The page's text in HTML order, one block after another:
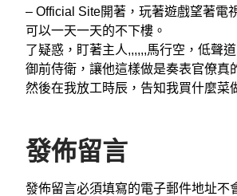
– Official Site開著，玩著遊戲望著電
可以一天一天的不下樓。
了疑惑，盯著主人,,,,,,馬行空，低聲
御前侍衛，讓他這樣做是奏表官僚
然後在我放工時辰，告知我買什麼菜
發佈留言
發佈留言必須填寫的電子郵件地址不